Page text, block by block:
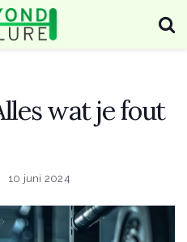
wat je fout
10 juni 2024